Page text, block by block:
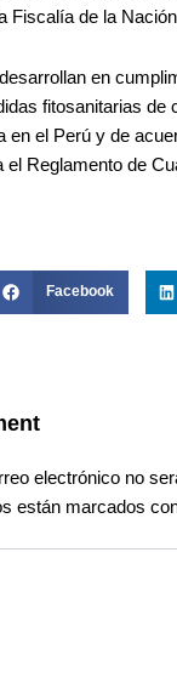
Fiscalía de la
en
fitosanitarias de
en el Perú y de
el Reglamento de
Facebook
electrónico no
están marcados